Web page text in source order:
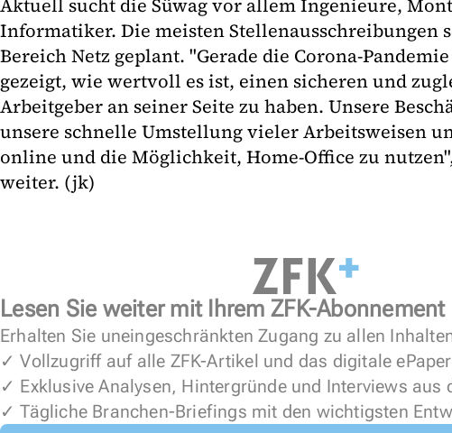
Aktuell sucht die Süwag vor allem Ingenieure,
Informatiker. Die meisten Stellenausschreibungen
Bereich Netz geplant. "Gerade die Corona-
gezeigt, wie wertvoll es ist, einen sicheren und
Arbeitgeber an seiner Seite zu haben. Unsere
unsere schnelle Umstellung vieler Arbeitsweisen
online und die Möglichkeit, Home-Office zu
weiter. (jk)
Lesen Sie weiter mit Ihrem ZFK-Abonnement
Erhalten Sie uneingeschränkten Zugang zu allen
✓ Vollzugriff auf alle ZFK-Artikel und das digitale ePaper
✓ Exklusive Analysen, Hintergründe und Interviews aus
✓ Tägliche Branchen-Briefings mit den wichtigsten